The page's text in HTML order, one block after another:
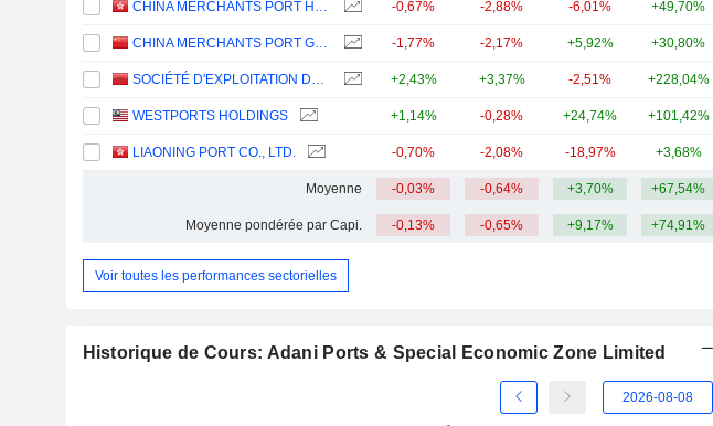
CHINA MERCHANTS PORT HOLDINGS COMPANY LIMITED -0,67% -2,88% -6,01% +49,70%
CHINA MERCHANTS PORT GROUP CO., LTD. -1,77% -2,17% +5,92% +30,80%
SOCIÉTÉ D'EXPLOITATION DES PORTS +2,43% +3,37% -2,51% +228,04%
WESTPORTS HOLDINGS +1,14% -0,28% +24,74% +101,42%
LIAONING PORT CO., LTD. -0,70% -2,08% -18,97% +3,68%
Moyenne -0,03% -0,64% +3,70% +67,54%
Moyenne pondérée par Capi. -0,13% -0,65% +9,17% +74,91%
Voir toutes les performances sectorielles
Historique de Cours: Adani Ports & Special Economic Zone Limited